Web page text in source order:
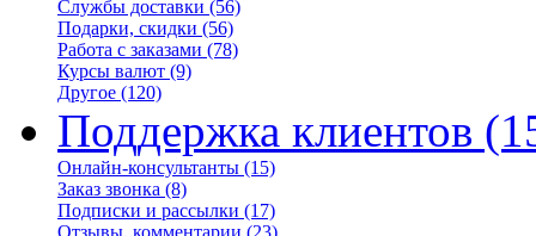
Службы доставки (56)
Подарки, скидки (56)
Работа с заказами (78)
Курсы валют (9)
Другое (120)
Поддержка клиентов
Онлайн-консультанты (15)
Заказ звонка (8)
Подписки и рассылки (17)
Отзывы, комментарии (23)